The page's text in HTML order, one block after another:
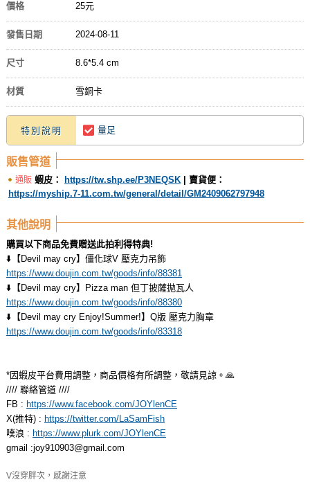
價格 25元
發售日期 2024-08-11
尺寸 8.6*5.4 cm
材質 雪銅卡
特別說明 量足
販售管道
通販 蝦皮： https://tw.shp.ee/P3NEQSK| 賣貨便：
https://myship.7-11.com.tw/general/detail/GM2409062797948
其他說明
購買以下商品免費贈送此拍利得特典!
⬇️【Devil may cry】僵化球V 壓克力吊飾
https://www.doujin.com.tw/goods/info/88381
⬇️【Devil may cry】Pizza man 但丁披薩拋瓦人
https://www.doujin.com.tw/goods/info/88380
⬇️【Devil may cry Enjoy!Summer!】Q版 壓克力胸章
https://www.doujin.com.tw/goods/info/83318
*因蝦皮平台費用調整，商品價格有所調整，敬請見諒。🙏
//// 聯絡管道 ////
FB : https://www.facebook.com/JOYlenCE
X(推特) : https://twitter.com/LaSamFish
噗浪 : https://www.plurk.com/JOYlenCE
gmail :joy910903@gmail.com
V沒穿胖次，感謝注意